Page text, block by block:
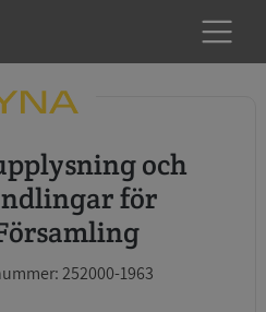
för
252000-1963